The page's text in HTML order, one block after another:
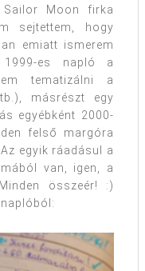
Sailor Moon firka
sejtettem, hogy
emiatt ismerem
es napló a
tematizálni a
másrészt egy
egyébként 2000-
felső margóra
egyik ráadásul a
van, igen, a
összeér! :)